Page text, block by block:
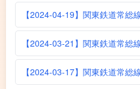
【2024-04-19】関東鉄道常総
【2024-03-21】関東鉄道常総
【2024-03-17】関東鉄道常総